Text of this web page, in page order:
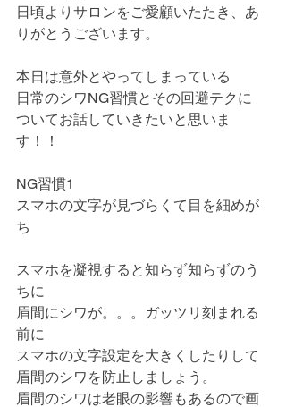
日頃よりサロンをご愛顧いたたき、あ
りがとうございます。
本日は意外とやってしまっている
日常のシワNG習慣とその回避テクに
ついてお話していきたいと思いま
す！！
NG習慣1
スマホの文字が見づらくて目を細めが
ち
スマホを凝視すると知らず知らずのう
ちに
眉間にシワが。。。ガッツリ刻まれる
前に
スマホの文字設定を大きくしたりして
眉間のシワを防止しましょう。
眉間のシワは老眼の影響もあるので画